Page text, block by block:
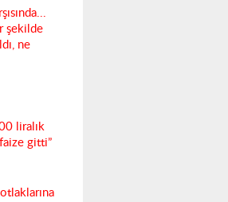
şekilde
ne
liralık
gitti”